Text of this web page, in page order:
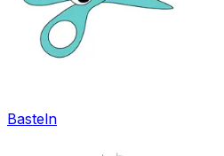
Basteln